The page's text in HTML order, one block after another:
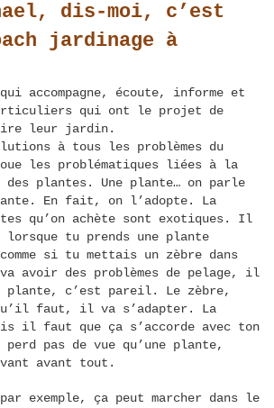
dis-moi, c’est
jardinage à
accompagne, écoute, informe et
qui ont le projet de
leur jardin.
à tous les problèmes du
les problématiques liées à la
des plantes. Une plante… on parle
En fait, on l’adopte. La
qu’on achète sont exotiques. Il
tu prends une plante
si tu mettais un zèbre dans
avoir des problèmes de pelage, il
plante, c’est pareil. Le zèbre,
faut, il va s’adapter. La
il faut que ça s’accorde avec ton
pas de vue qu’une plante,
avant tout.
par exemple, ça peut marcher dans le